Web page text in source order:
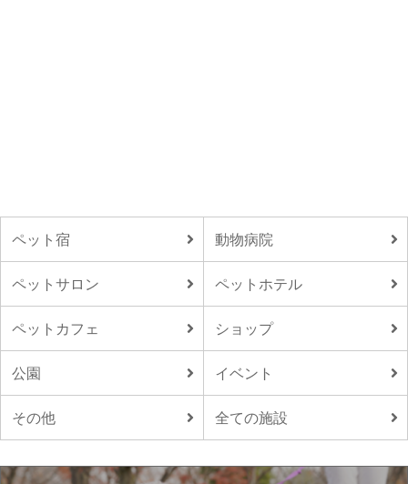
ペット宿 動物病院
ペットサロン ペットホテル
ペットカフェ ショップ
公園 イベント
その他 全ての施設